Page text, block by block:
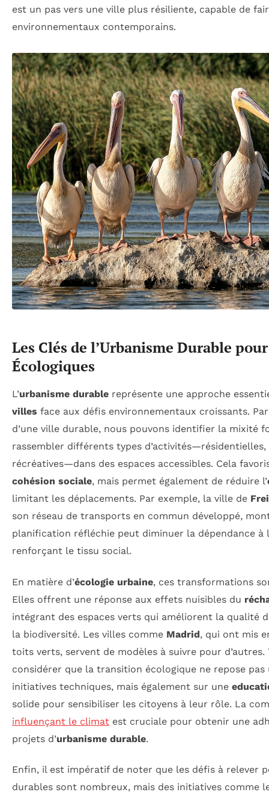
est un pas vers une ville plus résiliente, capable de
environnementaux contemporains.
Les Clés de l’Urbanisme Durable
Écologiques
L’urbanisme durable représente une approche
villes face aux défis environnementaux croissants.
d’une ville durable, nous pouvons identifier la mixité
rassembler différents types
récréatives—dans des espaces accessibles. Cela
cohésion sociale, mais permet également de réduire l’
limitant les déplacements. Par exemple, la ville de
son réseau de transports en commun développé,
planification réfléchie peut diminuer la dépendance
renforçant le tissu social.
En matière d’écologie urbaine, ces transformations
Elles offrent une réponse aux effets nuisibles du
intégrant des espaces verts qui améliorent la qualité
la biodiversité. Les villes comme Madrid, qui ont mis
toits verts, servent de modèles à suivre pour
considérer que la transition écologique ne repose
initiatives techniques, mais également sur une
solide pour sensibiliser les citoyens à leur rôle. La
influençant le climat est cruciale pour obtenir une
projets d’urbanisme durable.
Enfin, il est impératif de noter que les défis à relever
durables sont nombreux, mais des initiatives comme